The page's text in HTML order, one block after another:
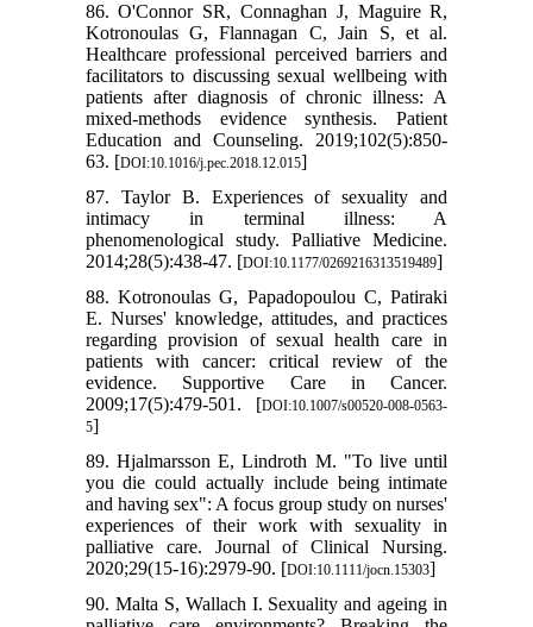
86. O'Connor SR, Connaghan J, Maguire R,
Kotronoulas G, Flannagan C, Jain S, et al.
Healthcare professional perceived barriers and
facilitators to discussing sexual wellbeing with
patients after diagnosis of chronic illness: A
mixed-methods evidence synthesis. Patient
Education and Counseling. 2019;102(5):850-
63. [DOI:10.1016/j.pec.2018.12.015]
87. Taylor B. Experiences of sexuality and
intimacy in terminal illness: A
phenomenological study. Palliative Medicine.
2014;28(5):438-47. [DOI:10.1177/0269216313519489]
88. Kotronoulas G, Papadopoulou C, Patiraki
E. Nurses' knowledge, attitudes, and practices
regarding provision of sexual health care in
patients with cancer: critical review of the
evidence. Supportive Care in Cancer.
2009;17(5):479-501. [DOI:10.1007/s00520-008-0563-
5]
89. Hjalmarsson E, Lindroth M. "To live until
you die could actually include being intimate
and having sex": A focus group study on nurses'
experiences of their work with sexuality in
palliative care. Journal of Clinical Nursing.
2020;29(15-16):2979-90. [DOI:10.1111/jocn.15303]
90. Malta S, Wallach I. Sexuality and ageing in